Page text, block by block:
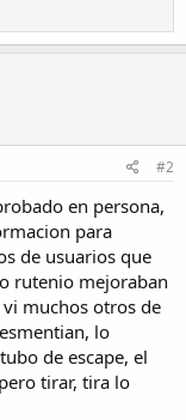
#2
en persona,
para
de usuarios que
rutenio mejoraban
muchos otros de
lo
de escape, el
tirar, tira lo